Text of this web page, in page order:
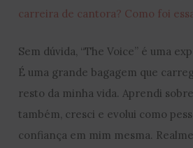
carreira de cantora? Como foi
Sem dúvida, “The Voice” é uma
É uma grande bagagem que
resto da minha vida. Aprendi
também, cresci e evolui como
confiança em mim mesma.